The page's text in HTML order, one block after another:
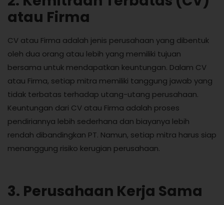
atau Firma
CV atau Firma adalah jenis perusahaan yang dibentuk
oleh dua orang atau lebih yang memiliki tujuan
bersama untuk mendapatkan keuntungan. Dalam CV
atau Firma, setiap mitra memiliki tanggung jawab yang
tidak terbatas terhadap utang-utang perusahaan.
Keuntungan dari CV atau Firma adalah proses
pendiriannya lebih sederhana dan biayanya lebih
rendah dibandingkan PT. Namun, setiap mitra harus siap
menanggung risiko kerugian perusahaan.
3. Perusahaan Kerja Sama